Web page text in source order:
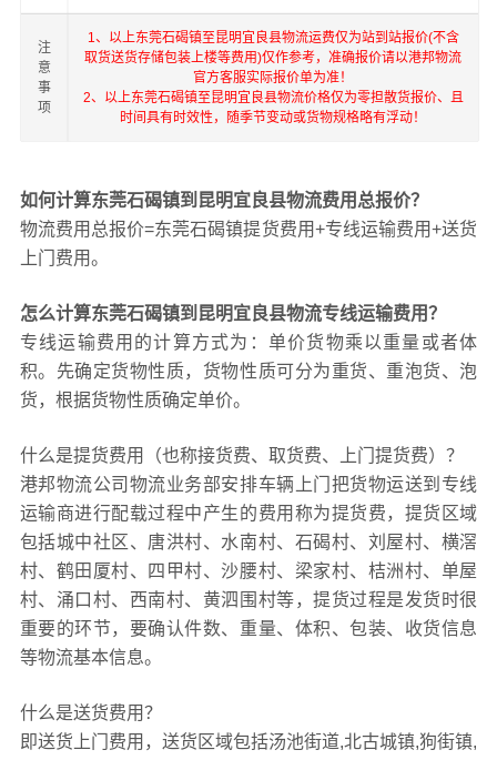
注
意
事
项
1、以上东莞石碣镇至昆明宜良县物流运费仅为站到站报价(不含
取货送货存储包装上楼等费用)仅作参考，准确报价请以港邦物流
官方客服实际报价单为准！
2、以上东莞石碣镇至昆明宜良县物流价格仅为零担散货报价、且
时间具有时效性，随季节变动或货物规格略有浮动！
如何计算东莞石碣镇到昆明宜良县物流费用总报价？
物流费用总报价=东莞石碣镇提货费用+专线运输费用+送货
上门费用。
怎么计算东莞石碣镇到昆明宜良县物流专线运输费用？
专线运输费用的计算方式为：单价货物乘以重量或者体
积。先确定货物性质，货物性质可分为重货、重泡货、泡
货，根据货物性质确定单价。
什么是提货费用（也称接货费、取货费、上门提货费）？
港邦物流公司物流业务部安排车辆上门把货物运送到专线
运输商进行配载过程中产生的费用称为提货费，提货区域
包括城中社区、唐洪村、水南村、石碣村、刘屋村、横滘
村、鹤田厦村、四甲村、沙腰村、梁家村、桔洲村、单屋
村、涌口村、西南村、黄泗围村等，提货过程是发货时很
重要的环节，要确认件数、重量、体积、包装、收货信息
等物流基本信息。
什么是送货费用？
即送货上门费用，送货区域包括汤池街道,北古城镇,狗街镇,